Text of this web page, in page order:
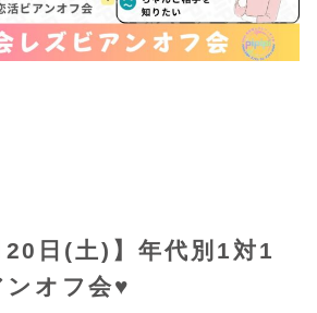
20日(土)】年代別1対1
オフ会♥️